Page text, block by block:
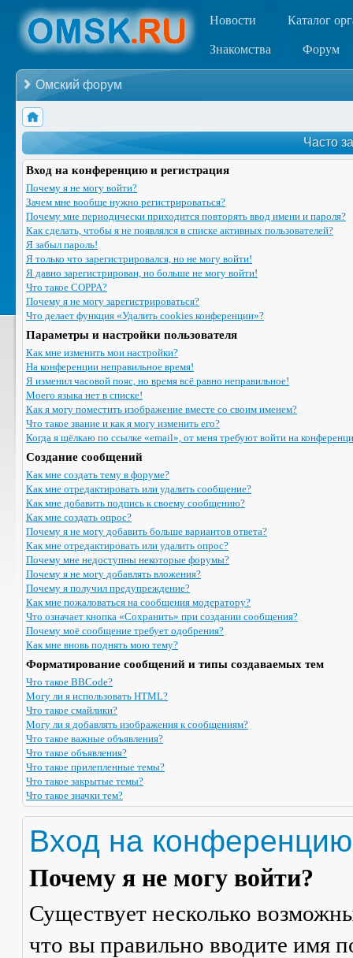
Новости Каталог
Знакомства Форум
Омский форум
Часто
Вход на конференцию и регистрация
Почему я не могу войти?
Зачем мне вообще нужно регистрироваться?
Почему мне периодически приходится повторять ввод имени и пароля?
Как сделать, чтобы я не появлялся в списке активных пользователей?
Я забыл пароль!
Я только что зарегистрировался, но не могу войти!
Я давно зарегистрирован, но больше не могу войти!
Что такое COPPA?
Почему я не могу зарегистрироваться?
Что делает функция «Удалить cookies конференции»?
Параметры и настройки пользователя
Как мне изменить мои настройки?
На конференции неправильное время!
Я изменил часовой пояс, но время всё равно неправильное!
Моего языка нет в списке!
Как я могу поместить изображение вместе со своим именем?
Что такое звание и как я могу изменить его?
Когда я щёлкаю по ссылке «email», от меня требуют войти на
Создание сообщений
Как мне создать тему в форуме?
Как мне отредактировать или удалить сообщение?
Как мне добавить подпись к своему сообщению?
Как мне создать опрос?
Почему я не могу добавить больше вариантов ответа?
Как мне отредактировать или удалить опрос?
Почему мне недоступны некоторые форумы?
Почему я не могу добавлять вложения?
Почему я получил предупреждение?
Как мне пожаловаться на сообщения модератору?
Что означает кнопка «Сохранить» при создании сообщения?
Почему моё сообщение требует одобрения?
Как мне вновь поднять мою тему?
Форматирование сообщений и типы создаваемых тем
Что такое BBCode?
Могу ли я использовать HTML?
Что такое смайлики?
Могу ли я добавлять изображения к сообщениям?
Что такое важные объявления?
Что такое объявления?
Что такое прилепленные темы?
Что такое закрытые темы?
Что такое значки тем?
Вход на
Почему я не могу войти?
Существует несколько
что вы правильно вводите имя